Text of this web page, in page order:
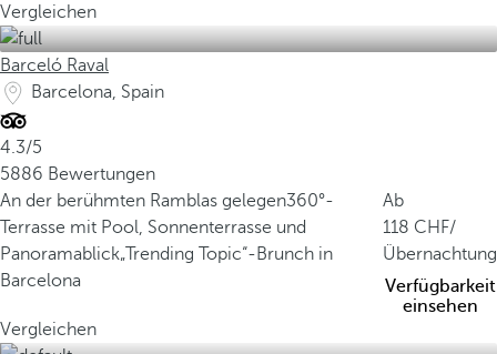
Vergleichen
Barceló Raval
Barcelona, Spain
4.3/5
5886 Bewertungen
An der berühmten Ramblas gelegen360°-
Terrasse mit Pool, Sonnenterrasse und
Panoramablick„Trending Topic“-Brunch in
Barcelona
Ab
118
/
Übernachtung
Verfügbarkeit
einsehen
Vergleichen